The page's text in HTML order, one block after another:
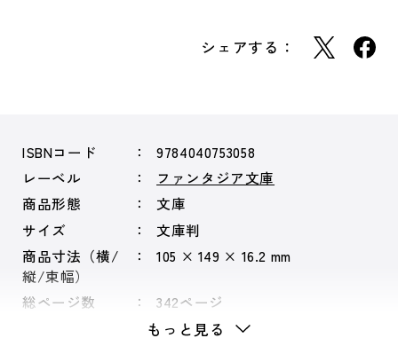
シェアする：
ISBNコード
9784040753058
レーベル
ファンタジア文庫
商品形態
文庫
サイズ
文庫判
商品寸法（横/
縦/束幅）
105 × 149 × 16.2 mm
総ページ数 342ページ
もっと見る